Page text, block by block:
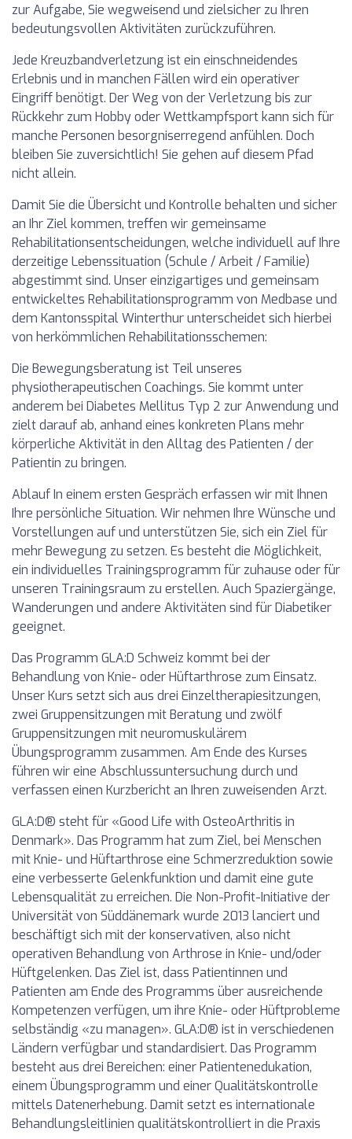
zur Aufgabe, Sie wegweisend und zielsicher zu Ihren
bedeutungsvollen Aktivitäten zurückzuführen.
Jede Kreuzbandverletzung ist ein einschneidendes
Erlebnis und in manchen Fällen wird ein operativer
Eingriff benötigt. Der Weg von der Verletzung bis zur
Rückkehr zum Hobby oder Wettkampfsport kann sich für
manche Personen besorgniserregend anfühlen. Doch
bleiben Sie zuversichtlich! Sie gehen auf diesem Pfad
nicht allein.
Damit Sie die Übersicht und Kontrolle behalten und sicher
an Ihr Ziel kommen, treffen wir gemeinsame
Rehabilitationsentscheidungen, welche individuell auf Ihre
derzeitige Lebenssituation (Schule / Arbeit / Familie)
abgestimmt sind. Unser einzigartiges und gemeinsam
entwickeltes Rehabilitationsprogramm von Medbase und
dem Kantonsspital Winterthur unterscheidet sich hierbei
von herkömmlichen Rehabilitationsschemen:
Die Bewegungsberatung ist Teil unseres
physiotherapeutischen Coachings. Sie kommt unter
anderem bei Diabetes Mellitus Typ 2 zur Anwendung und
zielt darauf ab, anhand eines konkreten Plans mehr
körperliche Aktivität in den Alltag des Patienten / der
Patientin zu bringen.
Ablauf In einem ersten Gespräch erfassen wir mit Ihnen
Ihre persönliche Situation. Wir nehmen Ihre Wünsche und
Vorstellungen auf und unterstützen Sie, sich ein Ziel für
mehr Bewegung zu setzen. Es besteht die Möglichkeit,
ein individuelles Trainingsprogramm für zuhause oder für
unseren Trainingsraum zu erstellen. Auch Spaziergänge,
Wanderungen und andere Aktivitäten sind für Diabetiker
geeignet.
Das Programm GLA:D Schweiz kommt bei der
Behandlung von Knie- oder Hüftarthrose zum Einsatz.
Unser Kurs setzt sich aus drei Einzeltherapiesitzungen,
zwei Gruppensitzungen mit Beratung und zwölf
Gruppensitzungen mit neuromuskulärem
Übungsprogramm zusammen. Am Ende des Kurses
führen wir eine Abschlussuntersuchung durch und
verfassen einen Kurzbericht an Ihren zuweisenden Arzt.
GLA:D® steht für «Good Life with OsteoArthritis in
Denmark». Das Programm hat zum Ziel, bei Menschen
mit Knie- und Hüftarthrose eine Schmerzreduktion sowie
eine verbesserte Gelenkfunktion und damit eine gute
Lebensqualität zu erreichen. Die Non-Profit-Initiative der
Universität von Süddänemark wurde 2013 lanciert und
beschäftigt sich mit der konservativen, also nicht
operativen Behandlung von Arthrose in Knie- und/oder
Hüftgelenken. Das Ziel ist, dass Patientinnen und
Patienten am Ende des Programms über ausreichende
Kompetenzen verfügen, um ihre Knie- oder Hüftprobleme
selbständig «zu managen». GLA:D® ist in verschiedenen
Ländern verfügbar und standardisiert. Das Programm
besteht aus drei Bereichen: einer Patientenedukation,
einem Übungsprogramm und einer Qualitätskontrolle
mittels Datenerhebung. Damit setzt es internationale
Behandlungsleitlinien qualitätskontrolliert in die Praxis